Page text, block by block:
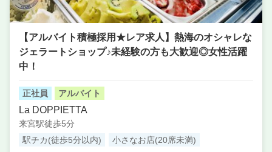
【アルバイト積極採用★レア求人】熱海のオシャレな
ジェラートショップ♪未経験の方も大歓迎◎女性活躍
中！
正社員 アルバイト
La DOPPIETTA
来宮駅徒歩5分
駅チカ(徒歩5分以内)
小さなお店(20席未満)